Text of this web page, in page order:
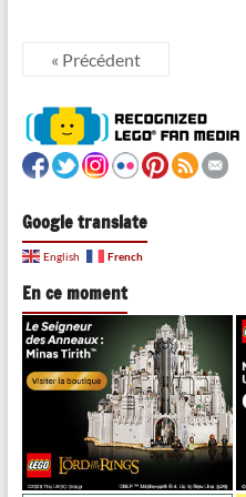
« Précédent
Google translate
English French
En ce moment